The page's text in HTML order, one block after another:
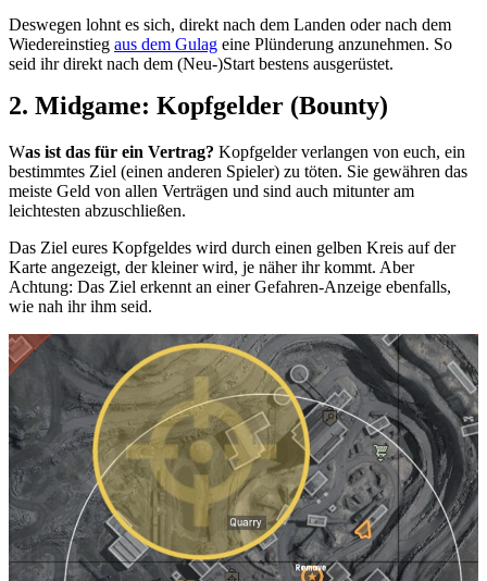
Deswegen lohnt es sich, direkt nach dem Landen oder nach dem
Wiedereinstieg aus dem Gulag eine Plünderung anzunehmen. So
seid ihr direkt nach dem (Neu-)Start bestens ausgerüstet.
2. Midgame: Kopfgelder (Bounty)
Was ist das für ein Vertrag? Kopfgelder verlangen von euch, ein
bestimmtes Ziel (einen anderen Spieler) zu töten. Sie gewähren das
meiste Geld von allen Verträgen und sind auch mitunter am
leichtesten abzuschließen.
Das Ziel eures Kopfgeldes wird durch einen gelben Kreis auf der
Karte angezeigt, der kleiner wird, je näher ihr kommt. Aber
Achtung: Das Ziel erkennt an einer Gefahren-Anzeige ebenfalls,
wie nah ihr ihm seid.